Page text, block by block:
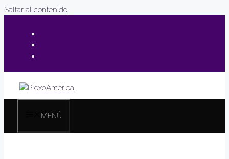
Saltar al contenido
MENÚ